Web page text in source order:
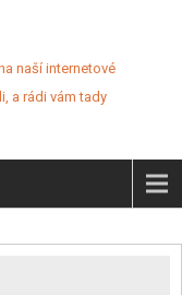
naší internetové
a rádi vám tady